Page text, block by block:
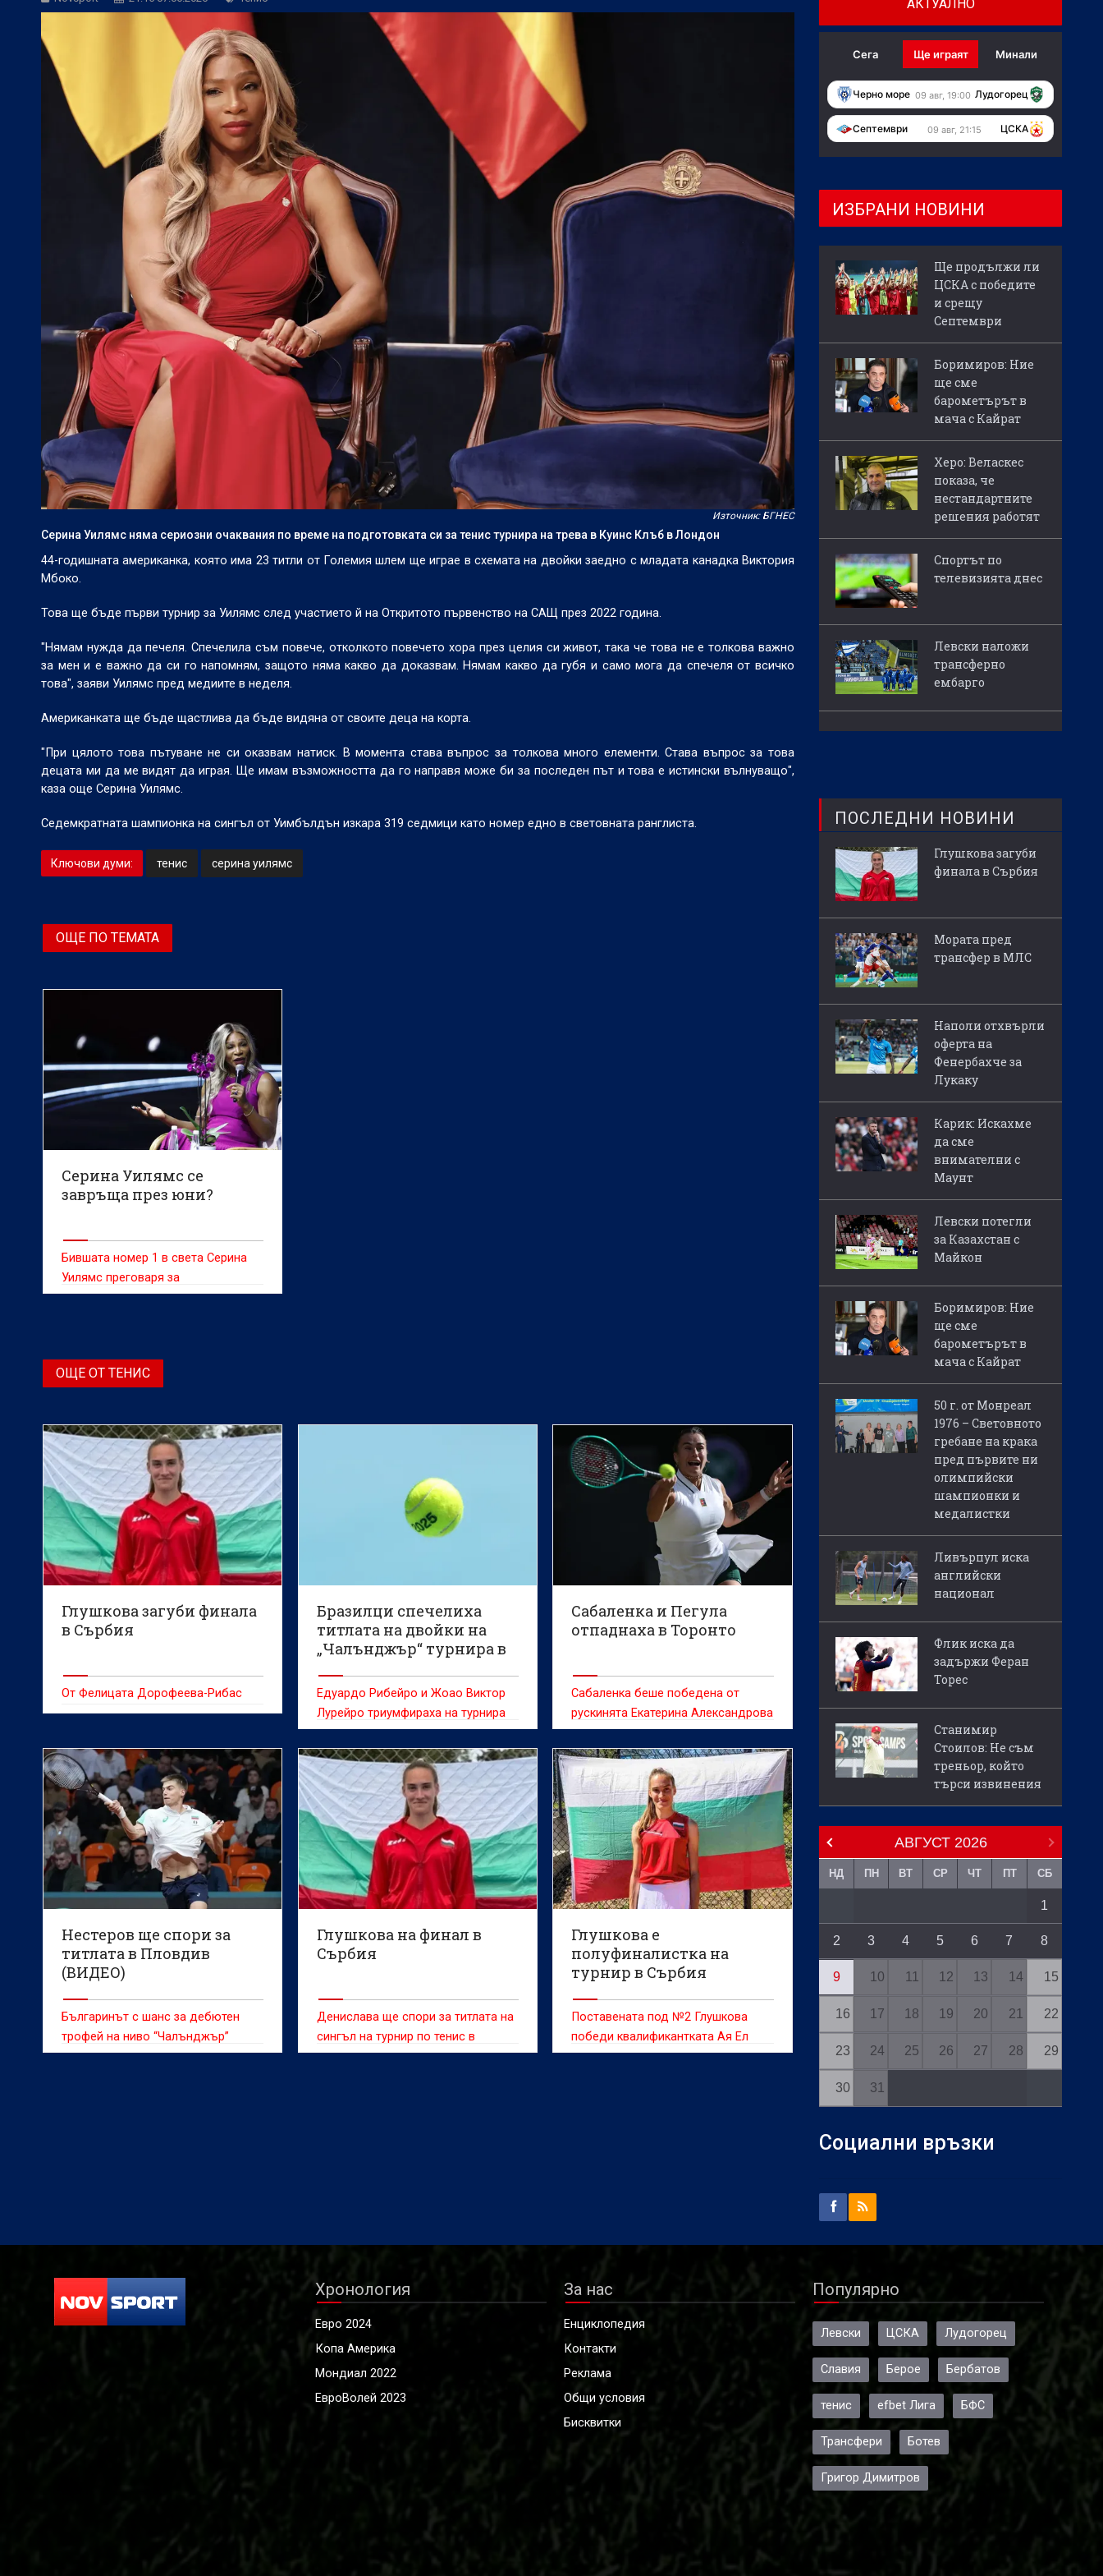
БГ Футбол:Боримиров: Ние ще сме барометърът в мача с Кайрат
БГ Футбол:Херо: Веласкес показа, че нестандартните решения работят
Източник: БГНЕС
Серина Уилямс няма сериозни очаквания по време на подготовката си за тенис турнира на трева в Куинс Клъб в Лондон
44-годишната американка, която има 23 титли от Големия шлем ще играе в схемата на двойки заедно с младата канадка Виктория
Мбоко.
Това ще бъде първи турнир за Уилямс след участието й на Откритото първенство на САЩ през 2022 година.
"Нямам нужда да печеля. Спечелила съм повече, отколкото повечето хора през целия си живот, така че това не е толкова важно
за мен и е важно да си го напомням, защото няма какво да доказвам. Нямам какво да губя и само мога да спечеля от всичко
това", заяви Уилямс пред медиите в неделя.
Американката ще бъде щастлива да бъде видяна от своите деца на корта.
"При цялото това пътуване не си оказвам натиск. В момента става въпрос за толкова много елементи. Става въпрос за това
децата ми да ме видят да играя. Ще имам възможността да го направя може би за последен път и това е истински вълнуващо",
каза още Серина Уилямс.
Седемкратната шампионка на сингъл от Уимбълдън изкара 319 седмици като номер едно в световната ранглиста.
Ключови думи: тенис серина уилямс
ОЩЕ ПО ТЕМАТА
Серина Уилямс се
завръща през юни?
Бившата номер 1 в света Серина
Уилямс преговаря за
потенциалното си завръщане в
съобщава BBC
ОЩЕ ОТ ТЕНИС
Глушкова загуби финала
в Сърбия
От Фелицата Дорофеева-Рибас
Бразилци спечелиха
титлата на двойки на
„Чалънджър“ турнира в
Едуардо Рибейро и Жоао Виктор
Лурейро триумфираха на турнира
Сабаленка и Пегула
отпаднаха в Торонто
Сабаленка беше победена от
рускинята Екатерина Александрова
Нестеров ще спори за
титлата в Пловдив
(ВИДЕО)
Българинът с шанс за дебютен
трофей на ниво “Чалънджър”
Глушкова на финал в
Сърбия
Денислава ще спори за титлата на
сингъл на турнир по тенис в
Сърбия
Глушкова е
полуфиналистка на
турнир в Сърбия
Поставената под №2 Глушкова
победи квалификантката Ая Ел
Ауни (Мароко) с 6:3, 7:6(2)
АКТУАЛНО
Сега Ще играят Минали
Черно море 09 авг, 19:00 Лудогорец
Септември 09 авг, 21:15 ЦСКА
ИЗБРАНИ НОВИНИ
Ще продължи ли
ЦСКА с победите
и срещу
Септември
Боримиров: Ние
ще сме
барометърът в
мача с Кайрат
Херо: Веласкес
показа, че
нестандартните
решения работят
Спортът по
телевизията днес
Левски наложи
трансферно
ембарго
ПОСЛЕДНИ НОВИНИ
Глушкова загуби
финала в Сърбия
Мората пред
трансфер в МЛС
Наполи отхвърли
оферта на
Фенербахче за
Лукаку
Карик: Искахме
да сме
внимателни с
Маунт
Левски потегли
за Казахстан с
Майкон
Боримиров: Ние
ще сме
барометърът в
мача с Кайрат
50 г. от Монреал
1976 – Световното
гребане на крака
пред първите ни
олимпийски
шампионки и
медалистки
Ливърпул иска
английски
национал
Флик иска да
задържи Феран
Торес
Станимир
Стоилов: Не съм
треньор, който
търси извинения
АВГУСТ 2026
НД ПН ВТ СР ЧТ ПТ СБ
1
2 3 4 5 6 7 8
9 10 11 12 13 14 15
16 17 18 19 20 21 22
23 24 25 26 27 28 29
30 31
Социални връзки
Хронология
Евро 2024
Копа Америка
Мондиал 2022
ЕвроВолей 2023
За нас
Енциклопедия
Контакти
Реклама
Общи условия
Бисквитки
Популярно
Левски ЦСКА Лудогорец
Славия Берое Бербатов
тенис efbet Лига БФС
Трансфери Ботев
Григор Димитров